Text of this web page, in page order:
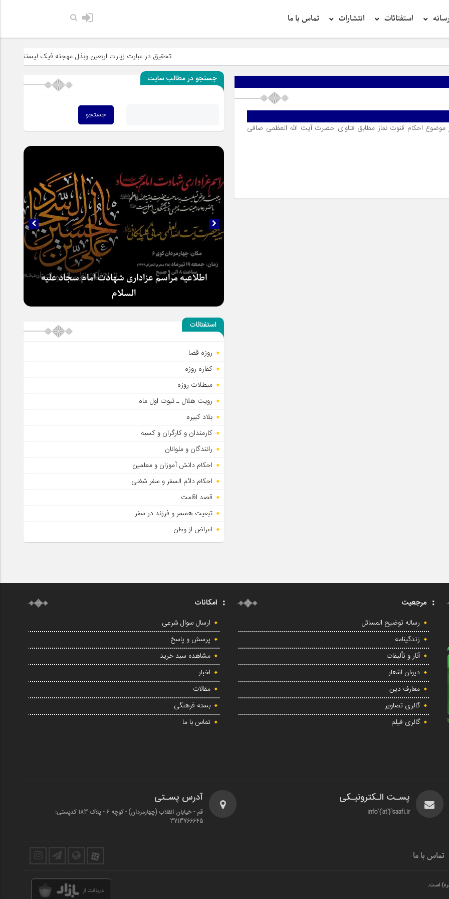
استفتائات انتشارات تماس با ما
تحقیق در عبارت زیارت اربعین وبذل مهجته فیک لیستنقذ عبادک من
احکام قنوت نماز مطابق فتاوای حضرت آیت الله العظمی صافی
جستجو در مطالب سایت
اطلاعیه مراسم عزاداری شهادت امام سجاد علیه
السلام
استفتائات
روزه قضا
کفاره روزه
مبطلات روزه
رویت هلال ـ ثبوت اول ماه
بلاد کبیره
کارمندان و کارگران و کسبه
رانندگان و ملوانان
احکام دانش آموزان و معلمین
احکام دائم السفر و سفر شغلی
قصد اقامت
تبعیت همسر و فرزند در سفر
اعراض از وطن
مرجعیت
رساله توضیح المسائل
زندگینامه
آثار و تألیفات
دیوان اشعار
معارف دین
گالری تصاویر
گالری فیلم
امکانات
ارسال سوال شرعی
پرسش و پاسخ
مشاهده سبد خرید
اخبار
مقالات
بسته فرهنگی
تماس با ما
پسـت الـکترونیـکی
info`{`at`}`saafi.ir
آدرس پسـتی
قم - خیابان انقلاب (چهارمردان)‌ - کوچه 6 - پلاک 183 کدپستی:
3713766645
تماس با ما
است.